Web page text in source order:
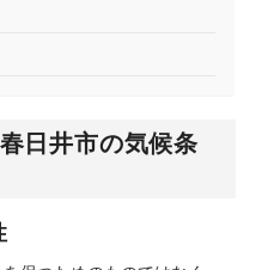
日井市の気候条